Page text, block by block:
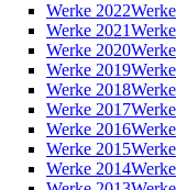
Werke 2022
Werke 2021
Werke 2020
Werke 2019
Werke 2018
Werke 2017
Werke 2016
Werke 2015
Werke 2014